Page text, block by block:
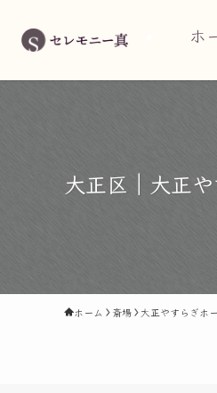
ホ
大正区｜大正
ホーム 斎場 大正やすらぎホ